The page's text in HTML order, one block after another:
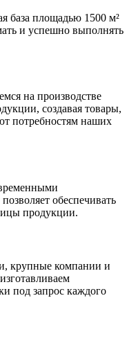
база площадью 1500 м²
и успешно выполнять
на производстве
создавая товары,
потребностям наших
обеспечивать
продукции.
крупные компании и
под запрос каждого